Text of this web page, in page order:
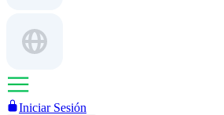
Iniciar Sesión